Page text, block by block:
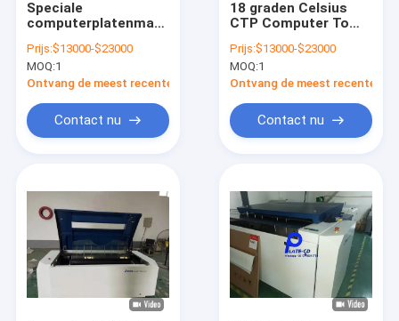
Speciale
computerplatenmachine
Prijs:$13000-$23000
MOQ:1
Ontvang de meest recente Prijs
Contact nu
18 graden Celsius
CTP Computer To
Drukapparatuur
830nm
Prijs:$13000-$23000
MOQ:1
Ontvang de meest recente
Contact nu